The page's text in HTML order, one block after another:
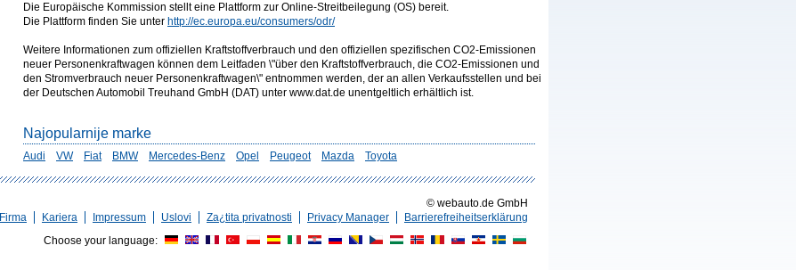
Die Europäische Kommission stellt eine Plattform zur Online-Streitbeilegung (OS) bereit.
Die Plattform finden Sie unter http://ec.europa.eu/consumers/odr/
Weitere Informationen zum offiziellen Kraftstoffverbrauch und den offiziellen spezifischen CO2-Emissionen
neuer Personenkraftwagen können dem Leitfaden \"über den Kraftstoffverbrauch, die CO2-Emissionen und
den Stromverbrauch neuer Personenkraftwagen\" entnommen werden, der an allen Verkaufsstellen und bei
der Deutschen Automobil Treuhand GmbH (DAT) unter www.dat.de unentgeltlich erhältlich ist.
Najopularnije marke
Audi VW Fiat BMW Mercedes-Benz Opel Peugeot Mazda Toyota
© webauto.de GmbH
Firma Kariera Impressum Uslovi Za¿tita privatnosti Privacy Manager
Barrierefreiheitserklärung
Choose your language: